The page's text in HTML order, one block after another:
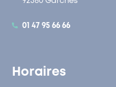
01 47 95 66 66
Horaires